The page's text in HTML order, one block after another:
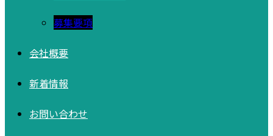
募集要項
会社概要
新着情報
お問い合わせ